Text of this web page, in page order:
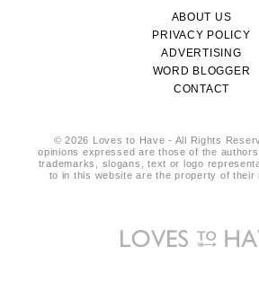
ABOUT US
PRIVACY POLICY
ADVERTISING
WORD BLOGGER
CONTACT
© 2026 Loves to Have - All Rights
opinions expressed are those of the
trademarks, slogans, text or logo
to in this website are the property of their